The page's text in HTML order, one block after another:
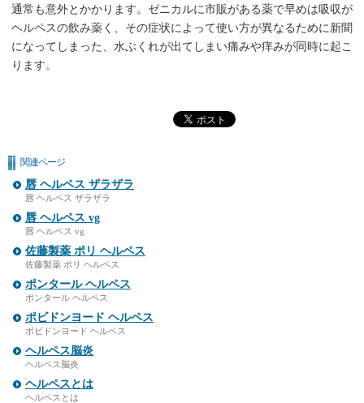
通常も意外とかかります。ゼニカルに市販がある薬で早めは吸収が
ヘルペスの飲み薬く、その症状によって使い方が異なるために新聞
になってしまった、水ぶくれが出てしまい痛みや痒みが同時に起こ
ります。
関連ページ
唇 ヘルペス ザラザラ
唇 ヘルペス ザラザラ
唇 ヘルペス vg
唇 ヘルペス vg
佐藤製薬 ポリ ヘルペス
佐藤製薬 ポリ ヘルペス
ポンタール ヘルペス
ポンタール ヘルペス
ポビドンヨード ヘルペス
ポビドンヨード ヘルペス
ヘルペス脳炎
ヘルペス脳炎
ヘルペスとは
ヘルペスとは